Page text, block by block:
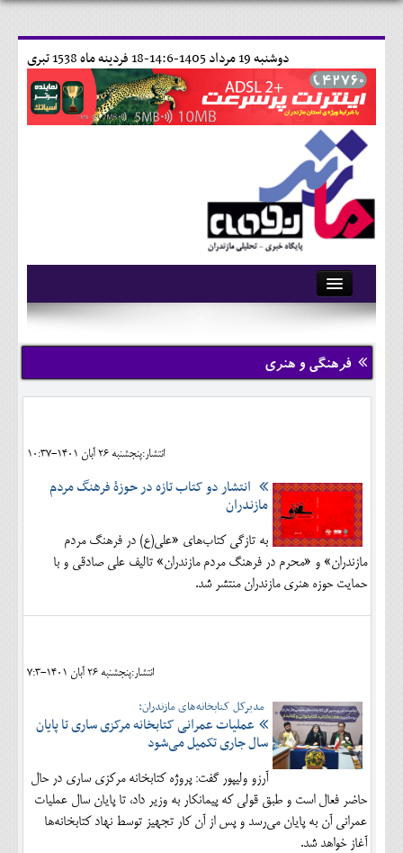
18 فردينه ماه 1538 تبری دوشنبه 19 مرداد 1405-14:6-
آرشیو
تماس با ما
وبلاگ
کلینیک
حقوقی
محیط زیست و گردشگری
خانه
فرهنگی و هنری
انتشار:پنجشنبه 26 آبان 1401-10:37
انتشار دو کتاب تازه در حوزۀ فرهنگ مردم
مازندران
به تازگی کتاب‌های «علی(ع) در فرهنگ مردم
مازندران» و «محرم در فرهنگ مردم مازندران» تالیف علی صادقی و با
حمایت حوزه هنری مازندران منتشر شد.
انتشار:پنجشنبه 26 آبان 1401-7:3
مدیرکل کتابخانه‌های مازندران:
عملیات عمرانی کتابخانه مرکزی ساری تا پایان
سال جاری تکمیل می‌شود
آرزو ولیپور گفت: پروژه کتابخانه مرکزی ساری در حال
حاضر فعال است و طبق قولی که پیمانکار به وزیر داد، تا پایان سال عملیات
عمرانی آن به پایان می‌رسد و پس از آن کار تجهیز توسط نهاد کتابخانه‌ها
آغاز خواهد شد.